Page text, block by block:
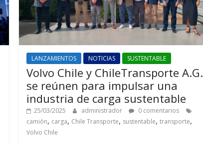
LANZAMIENTOS NOTICIAS SUSTENTABLE
Volvo Chile y ChileTransporte A.G.
se reúnen para impulsar una
industria de carga sustentable
25/03/2025 administrador
0 comentarios
camión, carga, Chile Transporte, sustentable,transporte,
Volvo Chile